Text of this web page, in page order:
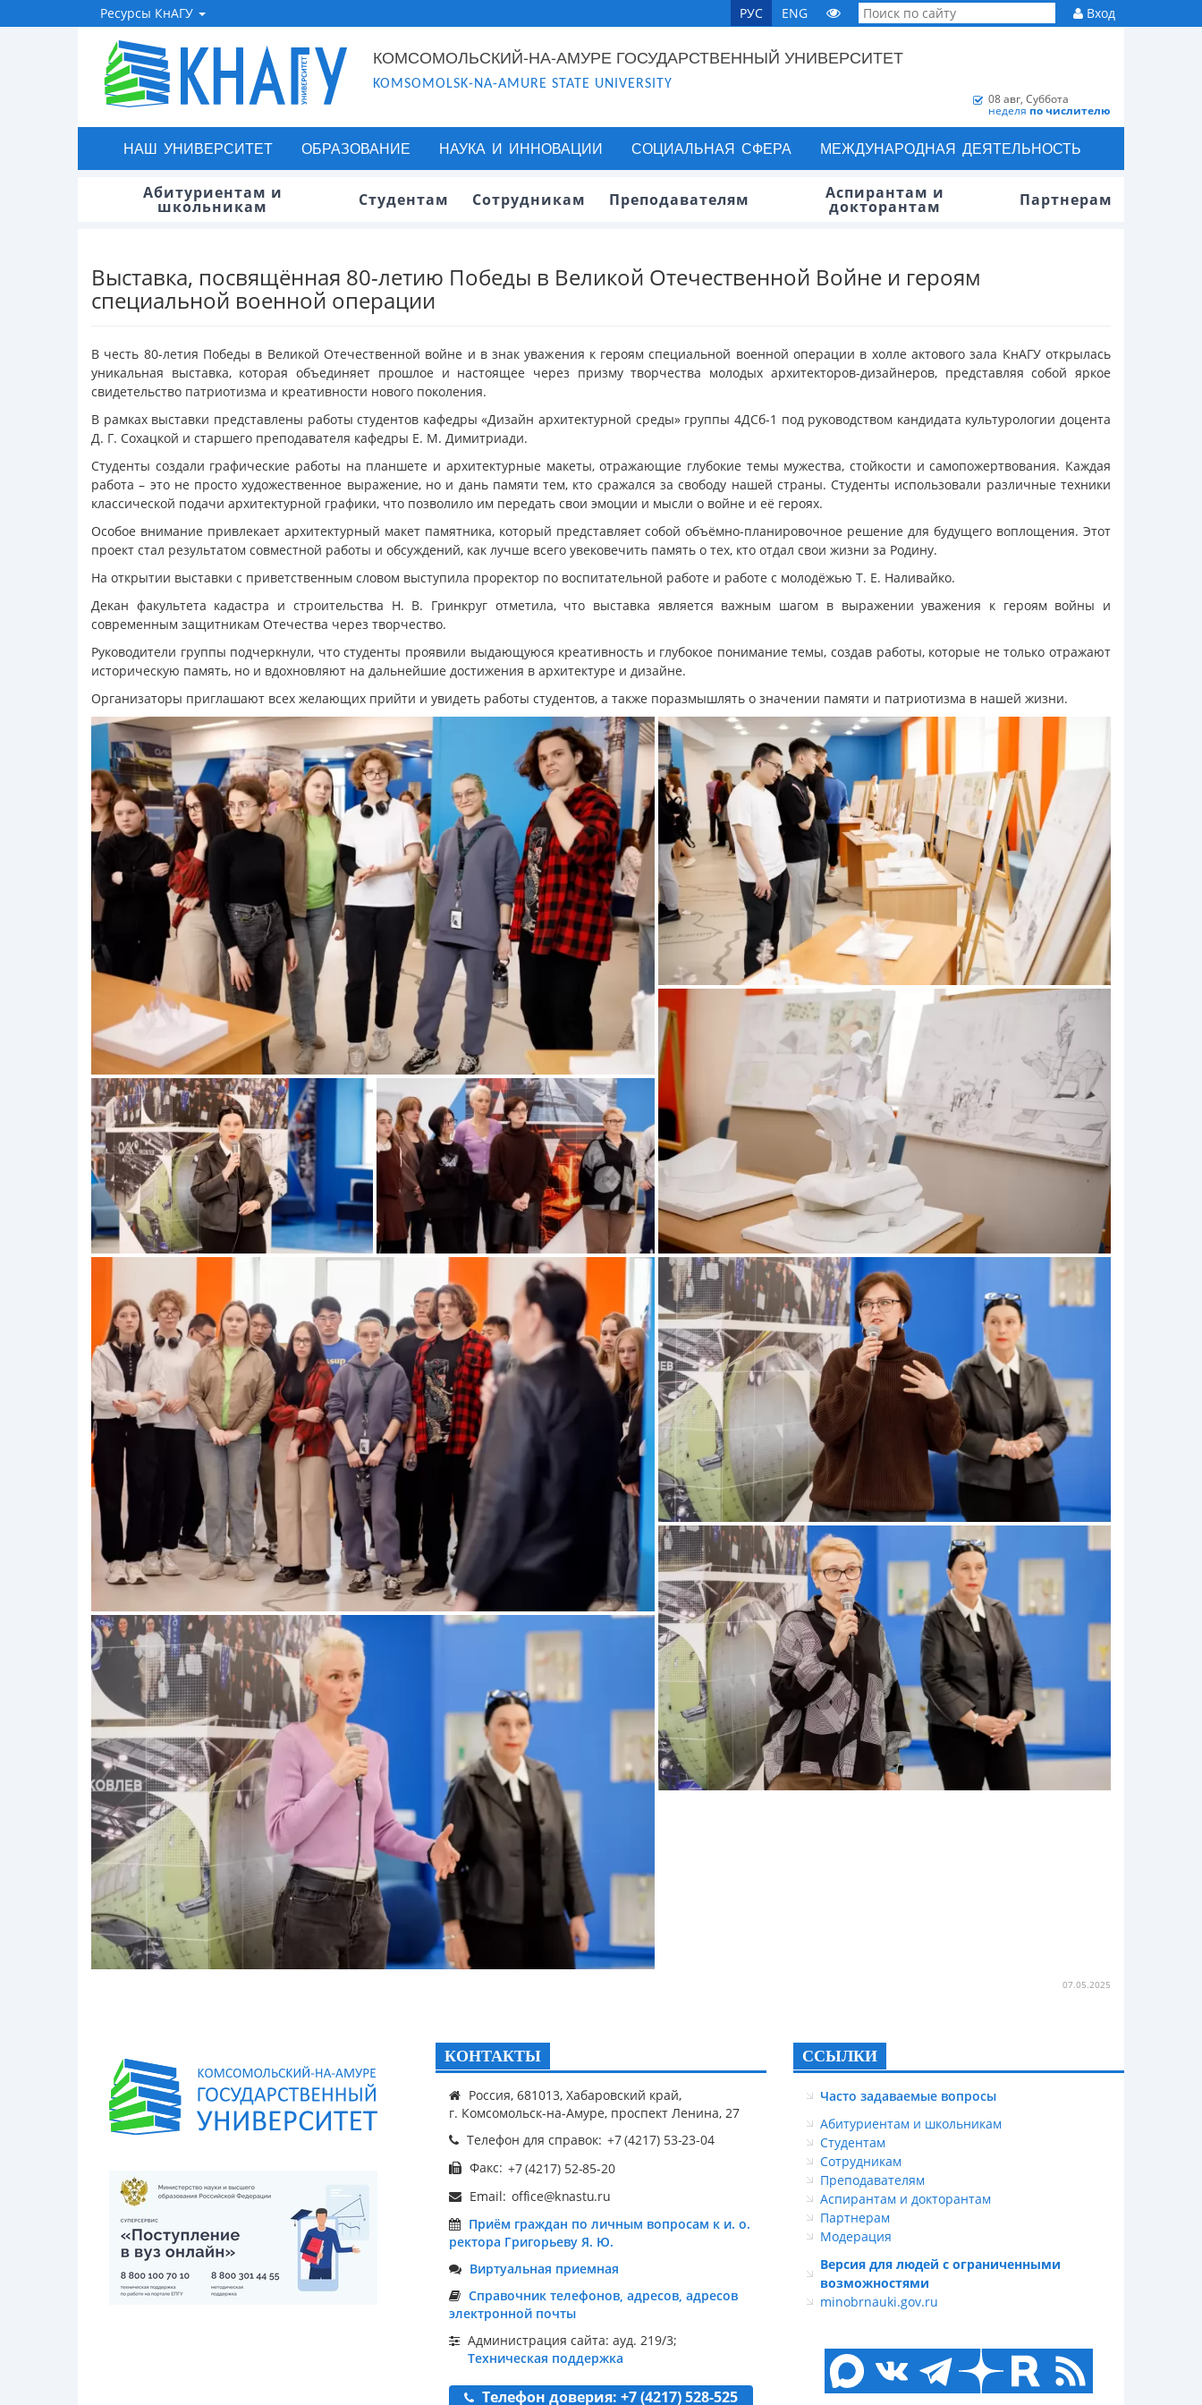
Ресурсы КнАГУ РУС ENG Вход
КОМСОМОЛЬСКИЙ-НА-АМУРЕ ГОСУДАРСТВЕННЫЙ УНИВЕРСИТЕТ
KOMSOMOLSK-NA-AMURE STATE UNIVERSITY
08 авг, Суббота
неделя по числителю
НАШ УНИВЕРСИТЕТ ОБРАЗОВАНИЕ НАУКА И ИННОВАЦИИ СОЦИАЛЬНАЯ СФЕРА МЕЖДУНАРОДНАЯ ДЕЯТЕЛЬНОСТЬ
Абитуриентам и
школьникам Студентам Сотрудникам Преподавателям Аспирантам и
докторантам Партнерам
Выставка, посвящённая 80-летию Победы в Великой Отечественной Войне и героям
специальной военной операции
В честь 80-летия Победы в Великой Отечественной войне и в знак уважения к героям специальной военной операции в холле актового зала КнАГУ открылась
уникальная выставка, которая объединяет прошлое и настоящее через призму творчества молодых архитекторов-дизайнеров, представляя собой яркое
свидетельство патриотизма и креативности нового поколения.
В рамках выставки представлены работы студентов кафедры «Дизайн архитектурной среды» группы 4ДСб-1 под руководством кандидата культурологии доцента
Д. Г. Сохацкой и старшего преподавателя кафедры Е. М. Димитриади.
Студенты создали графические работы на планшете и архитектурные макеты, отражающие глубокие темы мужества, стойкости и самопожертвования. Каждая
работа – это не просто художественное выражение, но и дань памяти тем, кто сражался за свободу нашей страны. Студенты использовали различные техники
классической подачи архитектурной графики, что позволило им передать свои эмоции и мысли о войне и её героях.
Особое внимание привлекает архитектурный макет памятника, который представляет собой объёмно-планировочное решение для будущего воплощения. Этот
проект стал результатом совместной работы и обсуждений, как лучше всего увековечить память о тех, кто отдал свои жизни за Родину.
На открытии выставки с приветственным словом выступила проректор по воспитательной работе и работе с молодёжью Т. Е. Наливайко.
Декан факультета кадастра и строительства Н. В. Гринкруг отметила, что выставка является важным шагом в выражении уважения к героям войны и
современным защитникам Отечества через творчество.
Руководители группы подчеркнули, что студенты проявили выдающуюся креативность и глубокое понимание темы, создав работы, которые не только отражают
историческую память, но и вдохновляют на дальнейшие достижения в архитектуре и дизайне.
Организаторы приглашают всех желающих прийти и увидеть работы студентов, а также поразмышлять о значении памяти и патриотизма в нашей жизни.
07.05.2025
КОНТАКТЫ
Россия, 681013, Хабаровский край,
г. Комсомольск-на-Амуре, проспект Ленина, 27
Телефон для справок:
Факс:
Email:
Приём граждан по личным вопросам к и. о.
ректора Григорьеву Я. Ю.
Виртуальная приемная
Справочник телефонов, адресов, адресов
электронной почты
Администрация сайта: ауд. 219/3;
Техническая поддержка
Телефон доверия: +7 (4217) 528-525
ССЫЛКИ
Часто задаваемые вопросы
Абитуриентам и школьникам
Студентам
Сотрудникам
Преподавателям
Аспирантам и докторантам
Партнерам
Модерация
Версия для людей с ограниченными
возможностями
minobrnauki.gov.ru